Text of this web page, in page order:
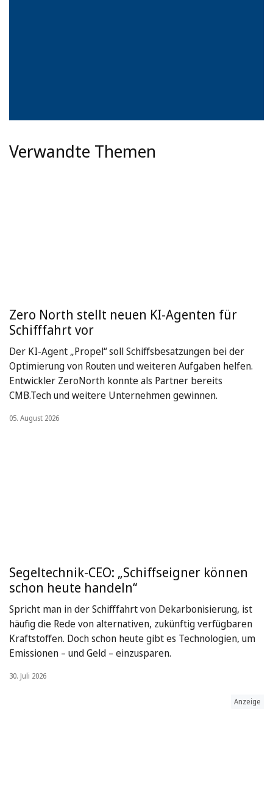
Verwandte Themen
Zero North stellt neuen KI-Agenten für
Schifffahrt vor
Der KI-Agent „Propel“ soll Schiffsbesatzungen bei der
Optimierung von Routen und weiteren Aufgaben helfen.
Entwickler ZeroNorth konnte als Partner bereits
CMB.Tech und weitere Unternehmen gewinnen.
05. August 2026
Segeltechnik-CEO: „Schiffseigner können
schon heute handeln“
Spricht man in der Schifffahrt von Dekarbonisierung, ist
häufig die Rede von alternativen, zukünftig verfügbaren
Kraftstoffen. Doch schon heute gibt es Technologien, um
Emissionen – und Geld – einzusparen.
30. Juli 2026
Anzeige